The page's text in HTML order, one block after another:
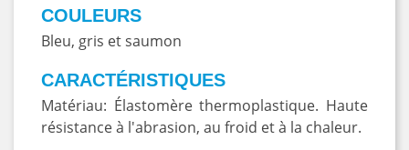
COULEURS
Bleu, gris et saumon
CARACTÉRISTIQUES
Matériau: Élastomère thermoplastique. Haute
résistance à l'abrasion, au froid et à la chaleur.